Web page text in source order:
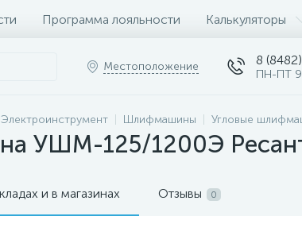
Программа лояльности Калькуляторы
Местоположение 8 (8482)
ПН-ПТ
Электроинструмент Шлифмашины Угловые
УШМ-125/1200Э
и в магазинах Отзывы 0